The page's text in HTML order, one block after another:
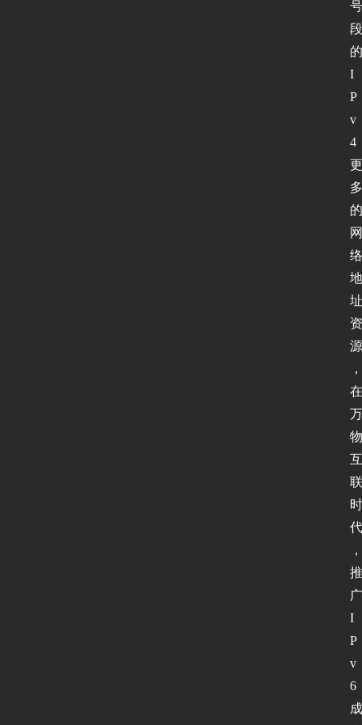
号
段
的
I
P
v
4
更
多
的
网
络
地
址
资
源
，
在
万
物
互
联
时
代
，
推
广
I
P
v
6
成